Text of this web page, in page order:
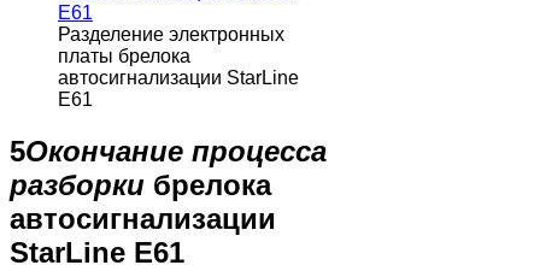
Разделение электронных
платы брелока
автосигнализации StarLine
E61
5Окончание процесса
разборки брелока
автосигнализации
StarLine E61